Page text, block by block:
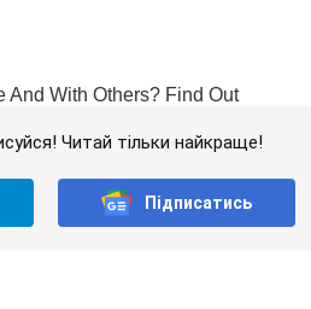
Читай тільки найкраще!
Підписатись